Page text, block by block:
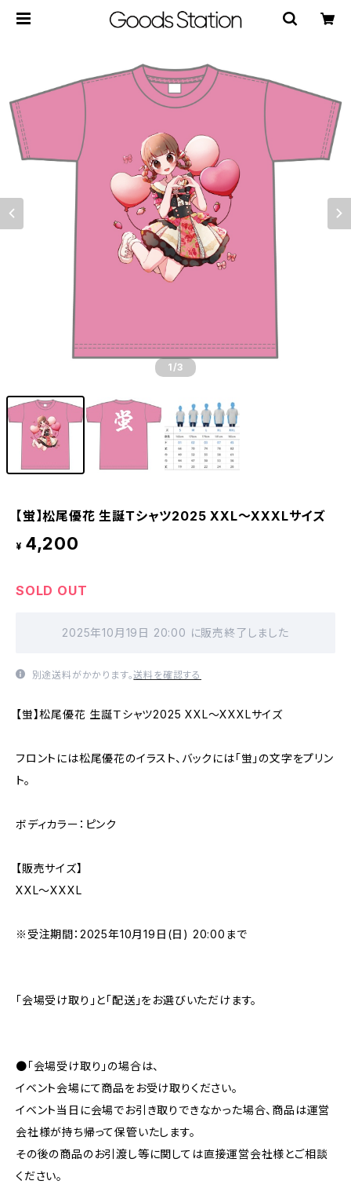
1 /3
【蛍】松尾優花 生誕Ｔシャツ2025 XXL〜XXXLサイズ
¥ 4,200
SOLD OUT
2025年10月19日 20:00 に販売終了しました
別途送料がかかります。送料を確認する
【蛍】松尾優花 生誕Ｔシャツ2025 XXL〜XXXLサイズ
フロントには松尾優花のイラスト、バックには「蛍」の文字をプリン
ト。
ボディカラー：ピンク
【販売サイズ】
XXL〜XXXL
※受注期間：2025年10月19日(日) 20:00まで
「会場受け取り」と「配送」をお選びいただけます。
●「会場受け取り」の場合は、
イベント会場にて商品をお受け取りください。
イベント当日に会場でお引き取りできなかった場合、商品は運営
会社様が持ち帰って保管いたします。
その後の商品のお引渡し等に関しては直接運営会社様とご相談
ください。